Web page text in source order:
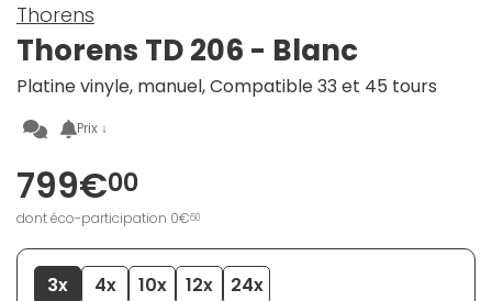
Thorens
Thorens TD 206 - Blanc
Platine vinyle, manuel, Compatible 33 et 45 tours
Prix ↓
799€00
dont éco-participation 0€60
3x 4x 10x 12x
24x